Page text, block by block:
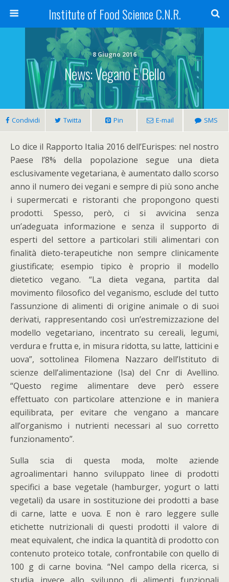
Institute of Food Science C.N.R.
8 Giugno 2016
News: Vegano È Bello
Condividi Twitta Pin E-mail SMS
Lo dice il Rapporto Italia 2016 dell’Eurispes: nel nostro
Paese l’8% della popolazione segue una dieta
esclusivamente vegetariana, è aumentato dallo scorso
anno il numero dei vegani e sempre di più sono anche
i supermercati e ristoranti che propongono questi
prodotti. Spesso, però, ci si avvicina senza
un’adeguata informazione e senza il supporto di
esperti del settore a particolari stili alimentari con
finalità dieto-terapeutiche non sempre clinicamente
giustificate; esempio tipico è proprio il modello
dietetico vegano. “La dieta vegana, partita dal
movimento filosofico del veganismo, esclude del tutto
l’assunzione di alimenti di origine animale o di suoi
derivati, rappresentando così un’estremizzazione del
modello vegetariano, incentrato su cereali, legumi,
verdura e frutta e, in misura ridotta, su latte, latticini e
uova”, sottolinea Filomena Nazzaro dell’Istituto di
scienze dell’alimentazione (Isa) del Cnr di Avellino.
“Questo regime alimentare deve però essere
effettuato con particolare attenzione e in maniera
equilibrata, per evitare che vengano a mancare
all’organismo i nutrienti necessari al suo corretto
funzionamento”.
Sulla scia di questa moda, molte aziende
agroalimentari hanno sviluppato linee di prodotti
specifici a base vegetale (hamburger, yogurt o latti
vegetali) da usare in sostituzione dei prodotti a base
di carne, latte e uova. E non è raro leggere sulle
etichette nutrizionali di questi prodotti il valore di
meat equivalent, che indica la quantità di prodotto con
contenuto proteico totale, confrontabile con quello di
100 g di carne bovina. “Nel campo della ricerca, si